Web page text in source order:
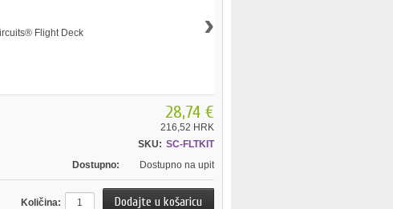
›
28,74 €
216,52 HRK
SKU: SC-FLTKIT
Dostupno:
Dostupno na upit
Količina: